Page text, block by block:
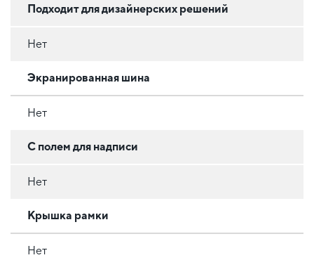
Подходит для дизайнерских решений
Нет
Экранированная шина
Нет
С полем для надписи
Нет
Крышка рамки
Нет